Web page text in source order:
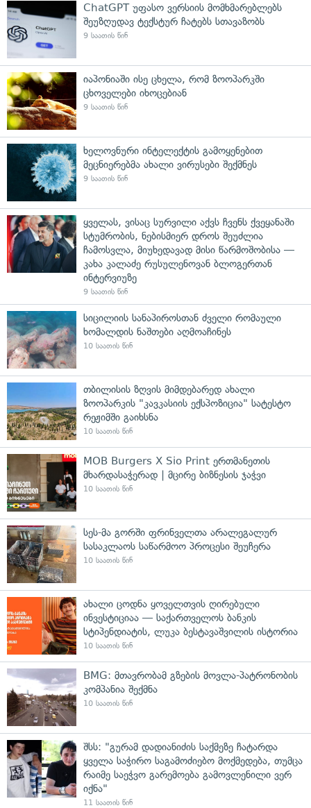
ChatGPT უფასო ვერსიის მომხმარებლებს
შეუზღუდავ ტექსტურ ჩატებს სთავაზობს
9 საათის წინ
იაპონიაში ისე ცხელა, რომ ზოოპარკში
ცხოველები იხოცებიან
9 საათის წინ
ხელოვნური ინტელექტის გამოყენებით
მეცნიერებმა ახალი ვირუსები შექმნეს
9 საათის წინ
ყველას, ვისაც სურვილი აქვს ჩვენს ქვეყანაში
სტუმრობის, ნებისმიერ დროს შეუძლია
ჩამოსვლა, მიუხედავად მისი წარმოშობისა —
კახა კალაძე რუსულენოვან ბლოგერთან
ინტერვიუზე
9 საათის წინ
სიცილიის სანაპიროსთან ძველი რომაული
ხომალდის ნაშთები აღმოაჩინეს
10 საათის წინ
თბილისის ზღვის მიმდებარედ ახალი
ზოოპარკის "კავკასიის ექსპოზიცია" სატესტო
რეჟიმში გაიხსნა
10 საათის წინ
MOB Burgers X Sio Print ერთმანეთის
მხარდასაჭერად | მცირე ბიზნესის ჯაჭვი
10 საათის წინ
სეს-მა გორში ფრინველთა არალეგალურ
სასაკლაოს საწარმოო პროცესი შეუჩერა
10 საათის წინ
ახალი ცოდნა ყოველთვის ღირებული
ინვესტიციაა — საქართველოს ბანკის
სტიპენდიატის, ლუკა ბესტავაშვილის ისტორია
10 საათის წინ
BMG: მთავრობამ გზების მოვლა-პატრონობის
კომპანია შექმნა
10 საათის წინ
შსს: "გურამ დადიანიძის საქმეზე ჩატარდა
ყველა საჭირო საგამოძიებო მოქმედება, თუმცა
რაიმე საეჭვო გარემოება გამოვლენილი ვერ
იქნა"
11 საათის წინ